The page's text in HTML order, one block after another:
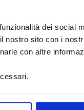
dei social
nostro sito con i
con altre
〉 5